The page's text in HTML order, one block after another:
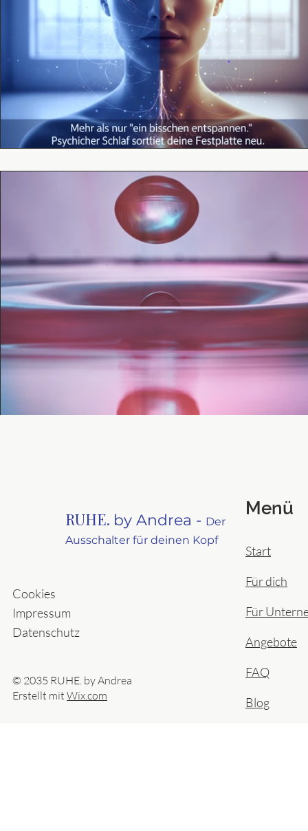
RUHE. by Andrea - Der
Ausschalter für deinen Kopf
Cookies
Impressum
Datenschutz
© 2035 RUHE. by Andrea
Erstellt mit Wix.com
Menü
Start
Für dich
Für
Angebote
FAQ
Blog